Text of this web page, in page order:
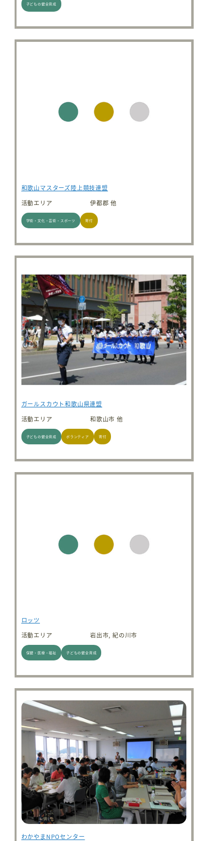
子どもの健全育成
和歌山マスターズ陸上競技連盟
活動エリア
伊都郡 他
学術・文化・芸術・スポーツ 寄付
ガールスカウト和歌山県連盟
活動エリア
和歌山市 他
子どもの健全育成 ボランティア 寄付
ロッツ
活動エリア
岩出市, 紀の川市
保健・医療・福祉 子どもの健全育成
わかやまNPOセンター